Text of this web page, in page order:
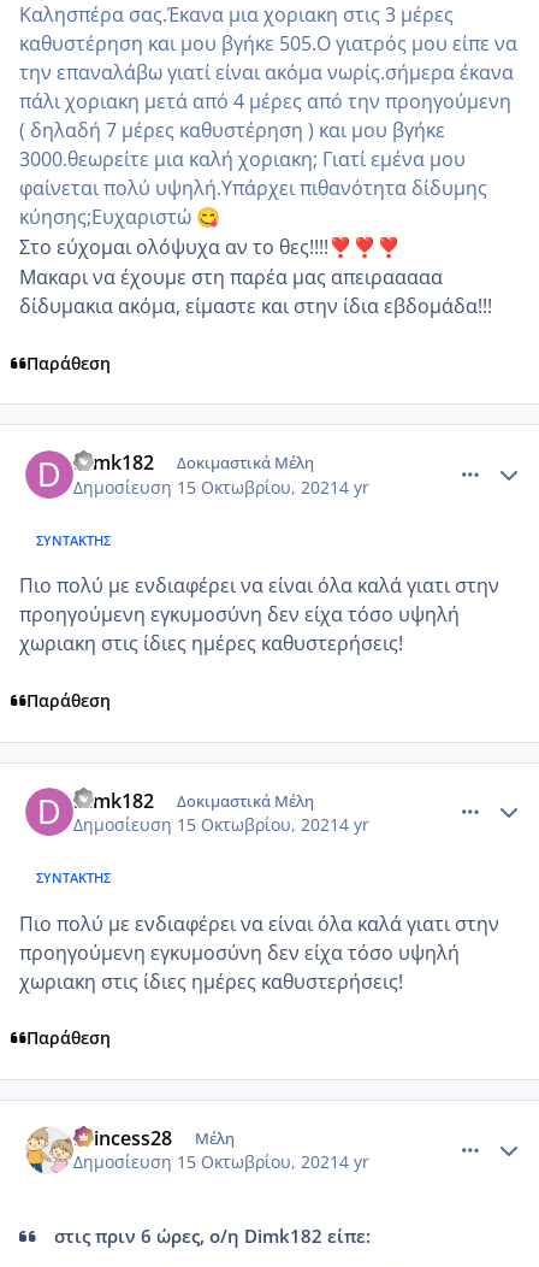
Καλησπέρα σας.Έκανα μια χοριακη στις 3 μέρες
καθυστέρηση και μου βγήκε 505.Ο γιατρός μου είπε να
την επαναλάβω γιατί είναι ακόμα νωρίς.σήμερα έκανα
πάλι χοριακη μετά από 4 μέρες από την προηγούμενη
( δηλαδή 7 μέρες καθυστέρηση ) και μου βγήκε
3000.θεωρείτε μια καλή χοριακη; Γιατί εμένα μου
φαίνεται πολύ υψηλή.Υπάρχει πιθανότητα δίδυμης
κύησης;Ευχαριστώ 😋
Στο εύχομαι ολόψυχα αν το θες!!!! ❣️ ❣️ ❣️
Μακαρι να έχουμε στη παρέα μας απειρααααα
δίδυμακια ακόμα, είμαστε και στην ίδια εβδομάδα!!!
Παράθεση
Dimk182 Δοκιμαστικά Μέλη
Δημοσίευση 15 Οκτωβρίου, 20214 yr
ΣΥΝΤΆΚΤΗΣ
Πιο πολύ με ενδιαφέρει να είναι όλα καλά γιατι στην
προηγούμενη εγκυμοσύνη δεν είχα τόσο υψηλή
χωριακη στις ίδιες ημέρες καθυστερήσεις!
Παράθεση
Dimk182 Δοκιμαστικά Μέλη
Δημοσίευση 15 Οκτωβρίου, 20214 yr
ΣΥΝΤΆΚΤΗΣ
Πιο πολύ με ενδιαφέρει να είναι όλα καλά γιατι στην
προηγούμενη εγκυμοσύνη δεν είχα τόσο υψηλή
χωριακη στις ίδιες ημέρες καθυστερήσεις!
Παράθεση
Princess28 Μέλη
Δημοσίευση 15 Οκτωβρίου, 20214 yr
στις πριν 6 ώρες, ο/η Dimk182 είπε: